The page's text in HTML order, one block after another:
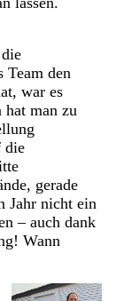
den
war es
man zu
die
gerade
Jahr nicht ein
– auch dank
Wann